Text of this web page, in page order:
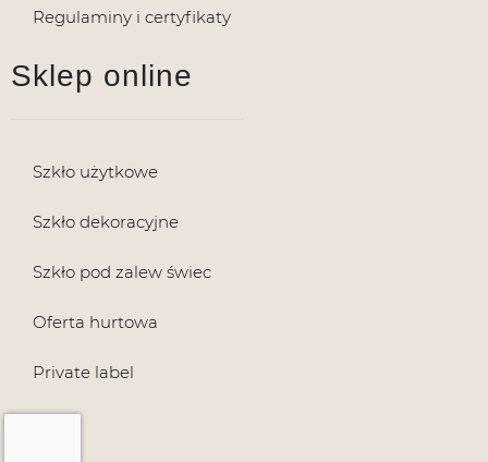
Regulaminy i certyfikaty
Sklep online
Szkło użytkowe
Szkło dekoracyjne
Szkło pod zalew świec
Oferta hurtowa
Private label